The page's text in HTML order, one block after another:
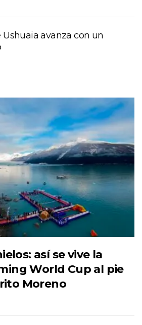
avanza con un
así se vive la
World Cup al pie
Moreno